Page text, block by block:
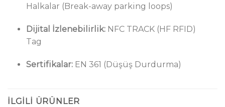
Halkalar (Break-away parking loops)
Dijital İzlenebilirlik:NFC TRACK (HF RFID)
Tag
Sertifikalar:EN 361 (Düşüş Durdurma)
İLGILI ÜRÜNLER